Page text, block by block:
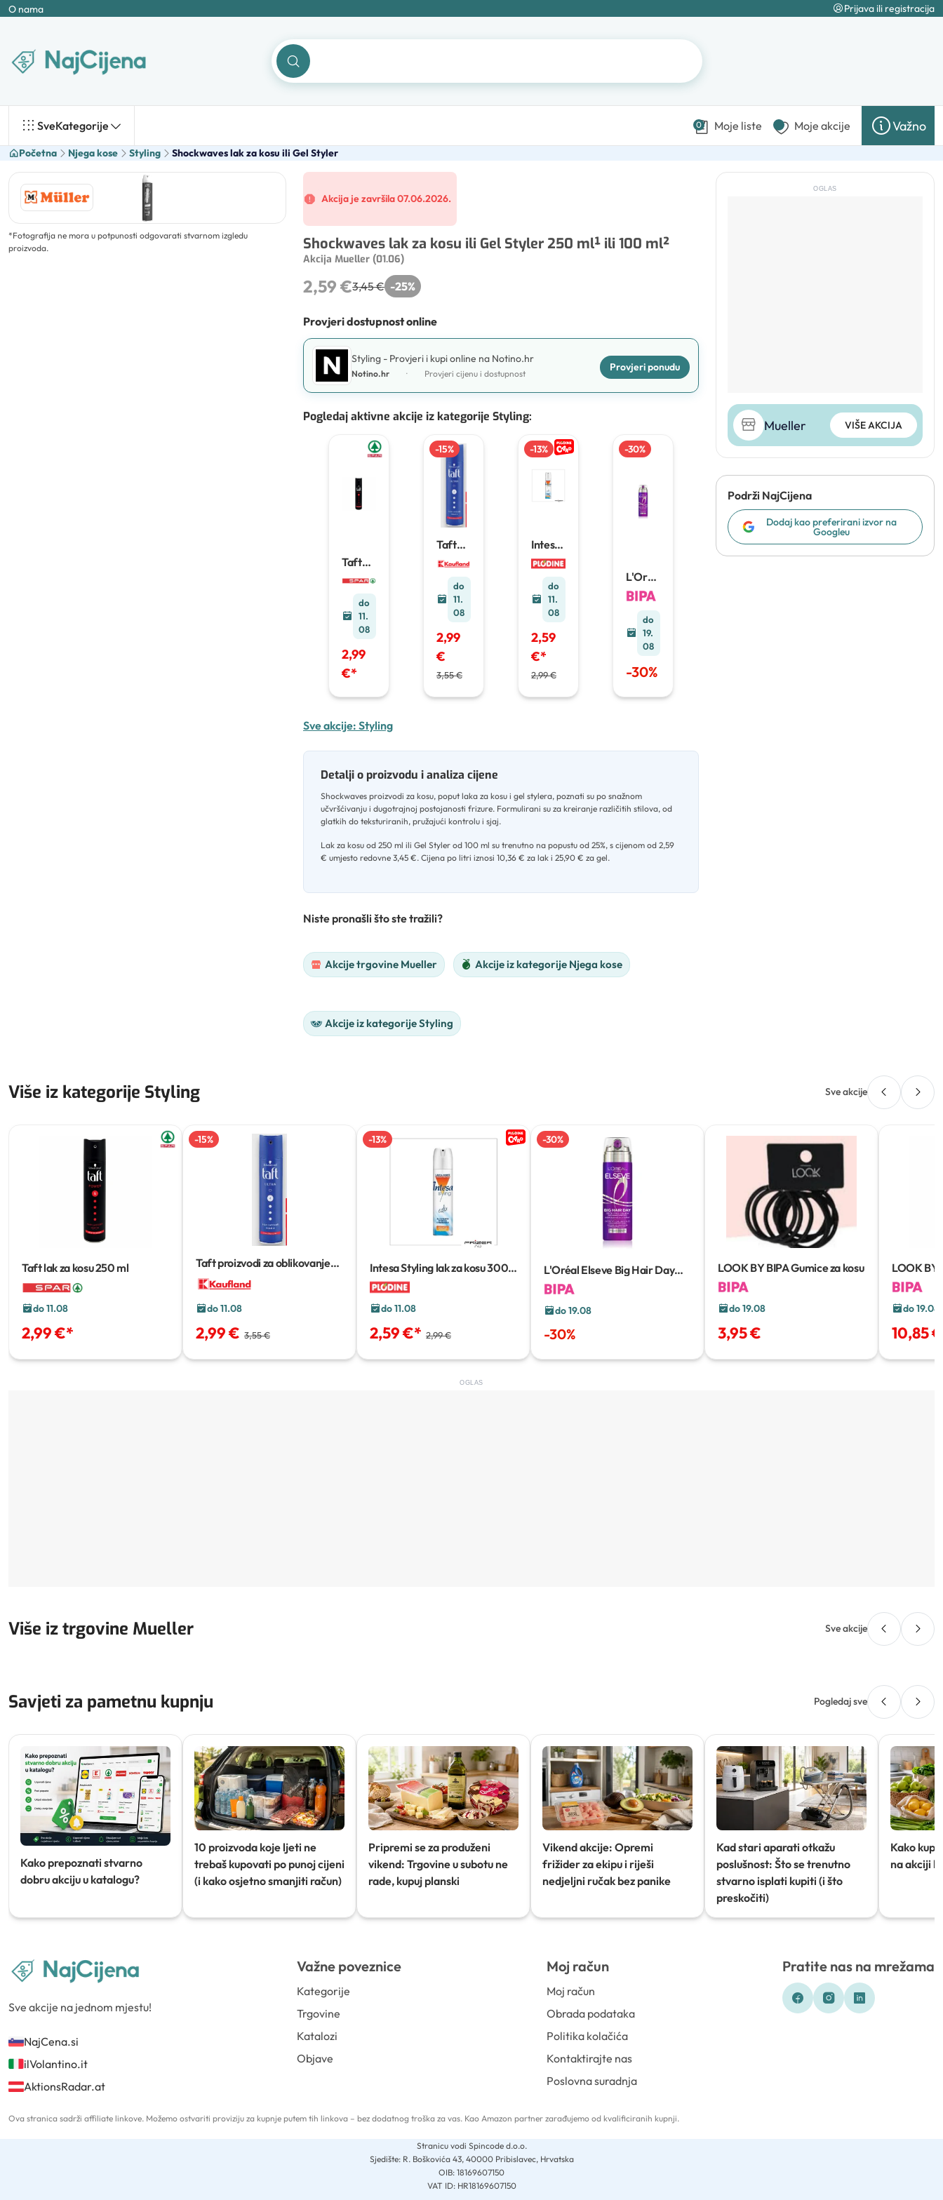
O nama Prijava ili registracija
SveKategorije 0 Moje liste Moje akcije Važno
Početna Njega kose Styling Shockwaves lak za kosu ili Gel Styler
*Fotografija ne mora u potpunosti odgovarati stvarnom izgledu
proizvoda.
Akcija je završila 07.06.2026.
Shockwaves lak za kosu ili Gel Styler 250 ml¹ ili 100 ml²
Akcija Mueller (01.06)
2,59 €3,45 € -25%
Provjeri dostupnost online
Styling - Provjeri i kupi online na Notino.hr
Notino.hr · Provjeri cijenu i dostupnost
Provjeri ponudu
Pogledaj aktivne akcije iz kategorije Styling:
Taft
kosu
250 ml
do
11.
08
2,99
€*
-15%
Taft
proizv
odi za
oblikov
anje
kose
75–
do
11.
08
2,99
€
3,55 €
-13%
Intesa
Styling
lak za
kosu
300
ml
do
11.
08
2,59
€*
2,99 €
-30%
L'Oréa
l
Elseve
Big
Hair
Day
Refres
hing
Volum
Spray
do
19.
08
-30%
Sve akcije: Styling
Detalji o proizvodu i analiza cijene
Shockwaves proizvodi za kosu, poput laka za kosu i gel stylera, poznati su po snažnom
učvršćivanju i dugotrajnoj postojanosti frizure. Formulirani su za kreiranje različitih stilova, od
glatkih do teksturiranih, pružajući kontrolu i sjaj.
Lak za kosu od 250 ml ili Gel Styler od 100 ml su trenutno na popustu od 25%, s cijenom od 2,59
€ umjesto redovne 3,45 €. Cijena po litri iznosi 10,36 € za lak i 25,90 € za gel.
Niste pronašli što ste tražili?
Akcije trgovine Mueller Akcije iz kategorije Njega kose
Akcije iz kategorije Styling
OGLAS
Mueller VIŠE AKCIJA
Podrži NajCijena
Dodaj kao preferirani izvor na
Googleu
Više iz kategorije Styling Sve akcije
Taft lak za kosu250 ml
do 11.08
2,99 €*
-15%
Taft proizvodi za oblikovanje
do 11.08
2,99 € 3,55 €
-13%
Intesa Styling lak za kosu300
ml
do 11.08
2,59 €* 2,99 €
-30%
L'Oréal Elseve Big Hair Day
Refreshing Volume Spray
do 19.08
-30%
LOOK BY BIPA Gumice za kosu
do 19.08
3,95 €
LOOK BY
do 19.08
10,85 €
OGLAS
Više iz trgovine Mueller Sve akcije
Savjeti za pametnu kupnju Pogledaj sve
Kako prepoznati stvarno
dobru akciju u katalogu?
10 proizvoda koje ljeti ne
trebaš kupovati po punoj cijeni
(i kako osjetno smanjiti račun)
Pripremi se za produženi
vikend: Trgovine u subotu ne
rade, kupuj planski
Vikend akcije: Opremi
frižider za ekipu i riješi
nedjeljni ručak bez panike
Kad stari aparati otkažu
poslušnost: Što se trenutno
stvarno isplati kupiti (i što
preskočiti)
Kako
na akciji
Sve akcije na jednom mjestu!
NajCena.si
ilVolantino.it
AktionsRadar.at
Važne poveznice
Kategorije
Trgovine
Katalozi
Objave
Moj račun
Moj račun
Obrada podataka
Politika kolačića
Kontaktirajte nas
Poslovna suradnja
Pratite nas na mrežama
Ova stranica sadrži affiliate linkove. Možemo ostvariti proviziju za kupnje putem tih linkova – bez dodatnog troška za vas. Kao Amazon partner zarađujemo od kvalificiranih kupnji.
Stranicu vodi Spincode d.o.o.
Sjedište: R. Boškovića 43, 40000 Pribislavec, Hrvatska
OIB: 18169607150
VAT ID: HR18169607150